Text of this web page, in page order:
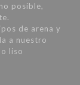
posible,
de arena y
a nuestro
liso